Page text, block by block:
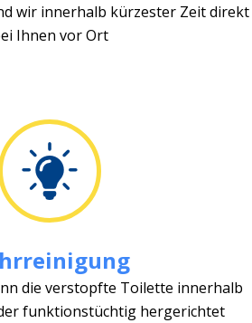
wir innerhalb kürzester Zeit direkt
Ihnen vor Ort
die verstopfte Toilette innerhalb
funktionstüchtig hergerichtet